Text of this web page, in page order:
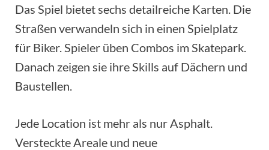
Das Spiel bietet sechs detailreiche Karten. Die
Straßen verwandeln sich in einen Spielplatz
für Biker. Spieler üben Combos im Skatepark.
Danach zeigen sie ihre Skills auf Dächern und
Baustellen.
Jede Location ist mehr als nur Asphalt.
Versteckte Areale und neue